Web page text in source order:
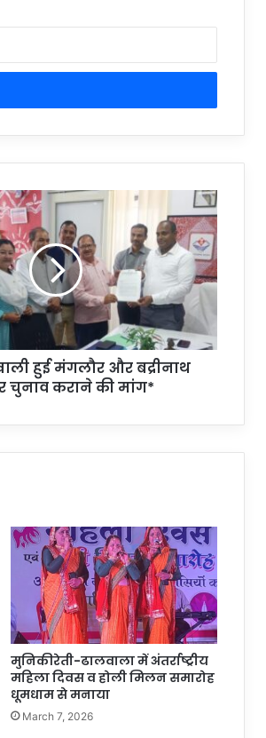
हुई मंगलौर और बद्रीनाथ
चुनाव कराने की मांग*
मुनिकीरेती-ढालवाला में अंतर्राष्ट्रीय
महिला दिवस व होली मिलन समारोह
धूमधाम से मनाया
March 7, 2026